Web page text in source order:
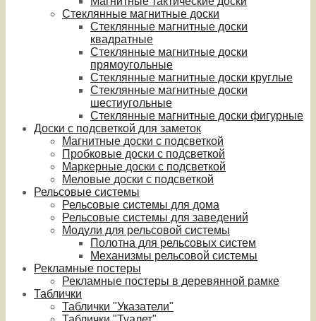
Стеклянные магнитные доски
Стеклянные магнитные доски
квадратные
Стеклянные магнитные доски
прямоугольные
Стеклянные магнитные доски круглые
Стеклянные магнитные доски
шестиугольные
Стеклянные магнитные доски фигурные
Доски с подсветкой для заметок
Магнитные доски с подсветкой
Пробковые доски с подсветкой
Маркерные доски с подсветкой
Меловые доски с подсветкой
Рельсовые системы
Рельсовые системы для дома
Рельсовые системы для заведений
Модули для рельсовой системы
Полотна для рельсовых систем
Механизмы рельсовой системы
Рекламные постеры
Рекламные постеры в деревянной рамке
Таблички
Таблички "Указатели"